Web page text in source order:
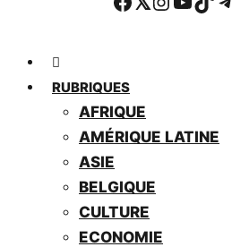
RUBRIQUES
AFRIQUE
AMÉRIQUE LATINE
ASIE
BELGIQUE
CULTURE
ECONOMIE